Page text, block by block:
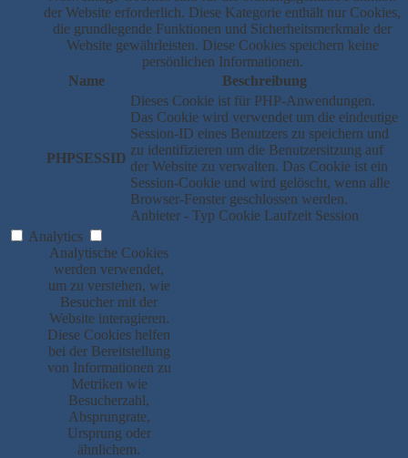
der Website erforderlich. Diese Kategorie enthält nur Cookies,
die grundlegende Funktionen und Sicherheitsmerkmale der
Website gewährleisten. Diese Cookies speichern keine
persönlichen Informationen.
Name
Beschreibung
PHPSESSID
Dieses Cookie ist für PHP-Anwendungen.
Das Cookie wird verwendet um die eindeutige
Session-ID eines Benutzers zu speichern und
zu identifizieren um die Benutzersitzung auf
der Website zu verwalten. Das Cookie ist ein
Session-Cookie und wird gelöscht, wenn alle
Browser-Fenster geschlossen werden.
Anbieter - Typ Cookie Laufzeit Session
Analytics
Analytische Cookies
werden verwendet,
um zu verstehen, wie
Besucher mit der
Website interagieren.
Diese Cookies helfen
bei der Bereitstellung
von Informationen zu
Metriken wie
Besucherzahl,
Absprungrate,
Ursprung oder
ähnlichem.